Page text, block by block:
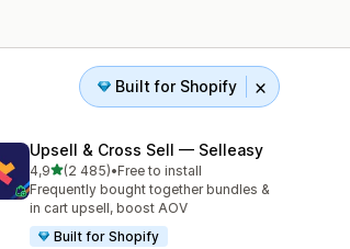
Built for Shopify
Upsell & Cross Sell — Selleasy
4,9z 5 hvězd
(2 485)
Celkový počet recenzí: 2485
•Free to install
Frequently bought together bundles &
in cart upsell, boost AOV
Built for Shopify